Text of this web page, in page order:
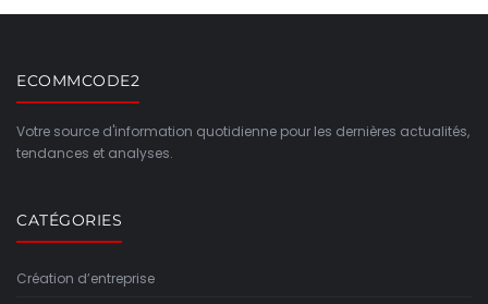
ECOMMCODE2
Votre source d'information quotidienne pour les dernières actualités,
tendances et analyses.
CATÉGORIES
Création d’entreprise